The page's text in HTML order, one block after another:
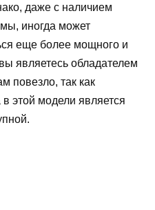
даже с наличием
иногда может
еще более мощного и
являетесь обладателем
повезло, так как
этой модели является